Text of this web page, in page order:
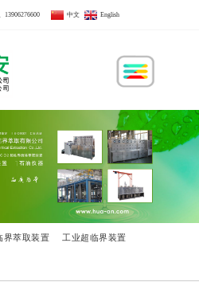
、 13906276600 中文 English
界萃取装置 工业超临界装置